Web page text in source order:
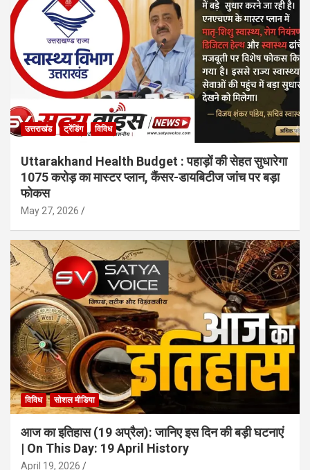
उत्तराखंड ट्रेंडिंग विविध
Uttarakhand Health Budget : पहाड़ों की सेहत सुधारेगा
1075 करोड़ का मास्टर प्लान, कैंसर-डायबिटीज जांच पर बड़ा
फोकस
May 27, 2026
विविध सोशल मीडिया
आज का इतिहास (19 अप्रैल): जानिए इस दिन की बड़ी घटनाएं
| On This Day: 19 April History
April 19, 2026